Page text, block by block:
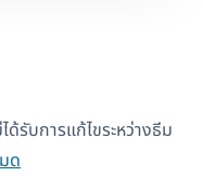
รับการแก้ไขระหว่างธีม
ด